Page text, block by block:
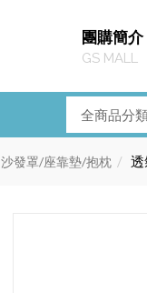
團購簡介
GS MALL
沙發罩/座靠墊/抱枕